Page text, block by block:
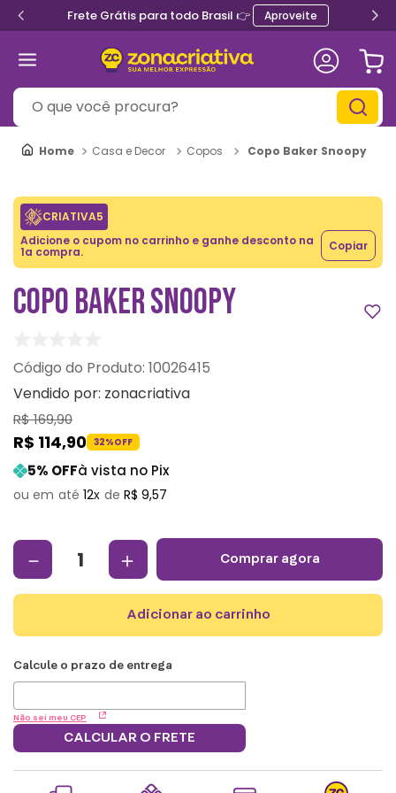
Frete Grátis para todo Brasil 👉 Aproveite
O que você procura?
Casa e Decor Copos Copo Baker Snoopy
CRIATIVA5
Adicione o cupom no carrinho e ganhe desconto na
1a compra. Copiar
COPO BAKER SNOOPY
: 10026415
Vendido por: zonacriativa
R$169,90
R$ 114,90 32%OFF
5% OFFà vista no Pix
12 R$ 9,57
＋
－ comprar agora
adicionar ao carrinho
Não sei meu CEP
CALCULAR O FRETE